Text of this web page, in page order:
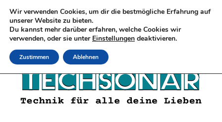
Wir verwenden Cookies, um dir die bestmögliche Erfahrung auf
unserer Website zu bieten.
Du kannst mehr darüber erfahren, welche Cookies wir
verwenden, oder sie unter Einstellungen deaktivieren.
Zustimmen Ablehnen